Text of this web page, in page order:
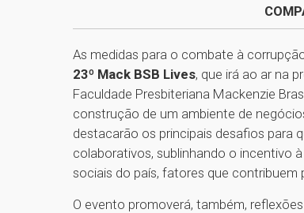
As medidas para o combate à
23º Mack BSB Lives, que irá ao ar na
Faculdade Presbiteriana Mackenzie
construção de um ambiente de
destacarão os principais desafios para
colaborativos, sublinhando o incentivo
sociais do país, fatores que contribuem
O evento promoverá, também,